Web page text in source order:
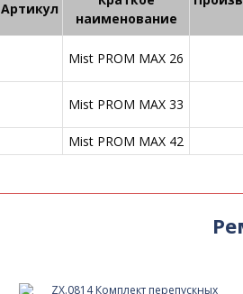
Артикул
наименование
Mist PROM MAX 26
Mist PROM MAX 33
Mist PROM MAX 42